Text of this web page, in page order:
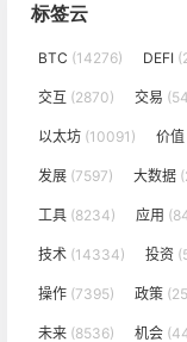
标签云
BTC (14276) DEFI
交互 (2870) 交易
以太坊 (10091) 价值
发展 (7597) 大数据
工具 (8234) 应用
技术 (14334) 投资
操作 (7395) 政策
未来 (8536) 机会